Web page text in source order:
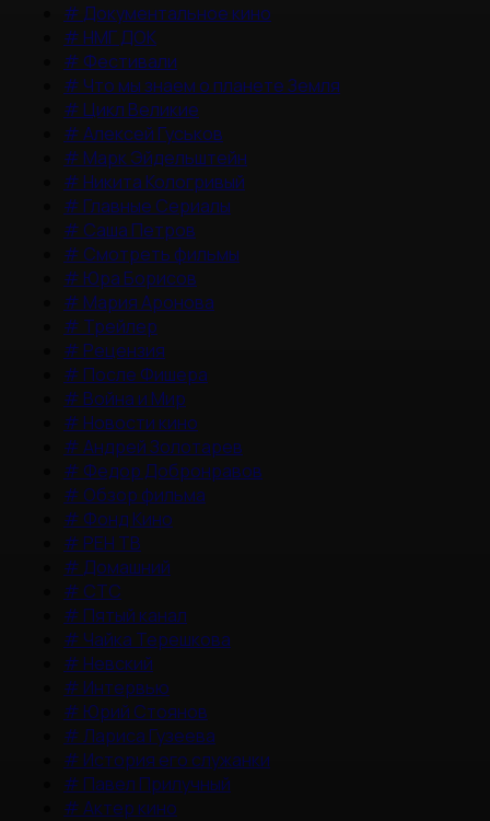
# Документальное кино
# НМГ ДОК
# Фестивали
# Что мы знаем о планете Земля
# Цикл Великие
#Алексей Гуськов
# Марк Эйдельштейн
# Никита Кологривый
# Главные Сериалы
# Саша Петров
# Смотреть фильмы
# Юра Борисов
# Мария Аронова
# Трейлер
# Рецензия
# После Фишера
# Война и Мир
# Новости кино
#Андрей Золотарев
# Федор Добронравов
# Обзор фильма
# Фонд Кино
# РЕН ТВ
# Домашний
# СТС
# Пятый канал
# Чайка Терешкова
# Невский
# Интервью
# Юрий Стоянов
#Лариса Гузеева
# История его служанки
# Павел Прилучный
#Актер кино